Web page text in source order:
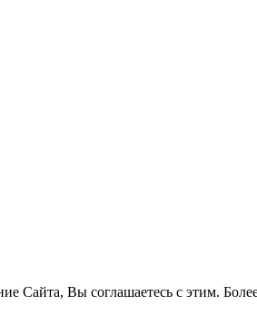
Сайта, Вы соглашаетесь с этим.